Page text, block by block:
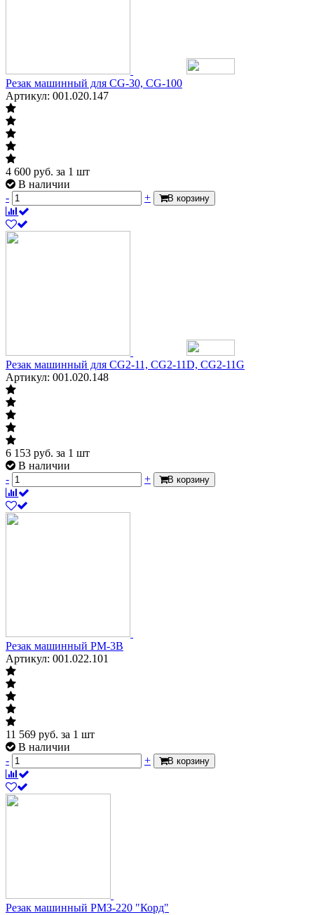
Резак машинный для CG-30, CG-100
Артикул: 001.020.147
4 600 руб. за 1 шт
В наличии
-
+ В корзину
Резак машинный для CG2-11, CG2-11D, CG2-11G
Артикул: 001.020.148
6 153 руб. за 1 шт
В наличии
-
+ В корзину
Резак машинный РМ-3В
Артикул: 001.022.101
11 569 руб. за 1 шт
В наличии
-
+ В корзину
Резак машинный РМЗ-220 "Корд"